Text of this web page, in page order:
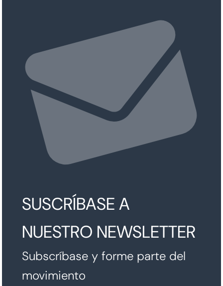
SUSCRÍBASE A
NUESTRO NEWSLETTER
Subscríbase y forme parte del
movimiento